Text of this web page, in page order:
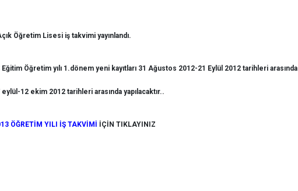
Öğretim Lisesi iş takvimi yayınlandı.
Öğretim yılı 1.dönem yeni kayıtları 31 Ağustos 2012-21 Eylül 2012 tarihleri arasında
12 ekim 2012 tarihleri arasında yapılacaktır..
ÖĞRETİM YILI İŞ TAKVİMİ İÇİN TIKLAYINIZ